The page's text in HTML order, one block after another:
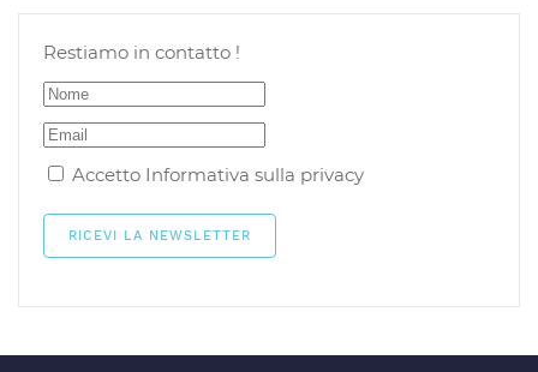
Restiamo in contatto !
Accetto Informativa sulla privacy